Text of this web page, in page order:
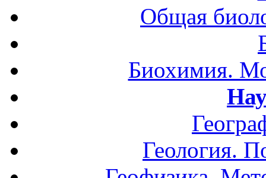
Общая
Биохимия.
Геология.